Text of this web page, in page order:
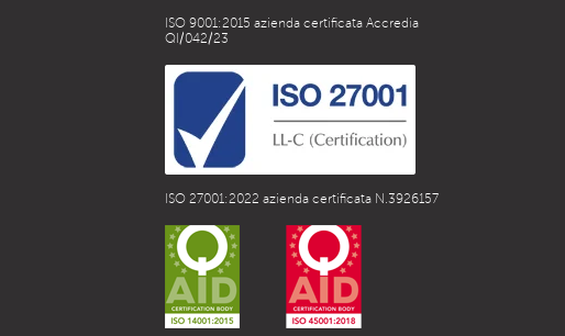
ISO 9001:2015 azienda certificata Accredia
QI/042/23
ISO 27001:2022 azienda certificata N.3926157